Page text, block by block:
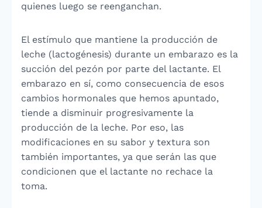
quienes luego se reenganchan.
El estímulo que mantiene la producción de
leche (lactogénesis) durante un embarazo es la
succión del pezón por parte del lactante. El
embarazo en sí, como consecuencia de esos
cambios hormonales que hemos apuntado,
tiende a disminuir progresivamente la
producción de la leche. Por eso, las
modificaciones en su sabor y textura son
también importantes, ya que serán las que
condicionen que el lactante no rechace la
toma.